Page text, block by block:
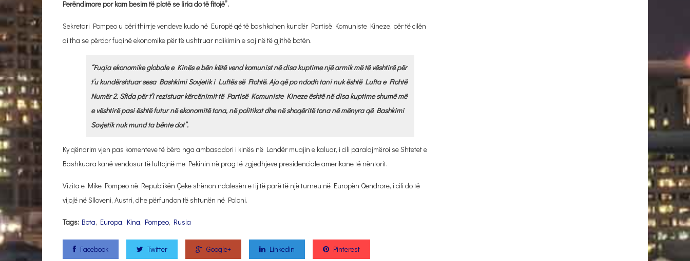
Perëndimore por kam besim të plotë se liria do të fitojë”.
Sekretari Pompeo u bëri thirrje vendeve kudo në Europë që të bashkohen kundër Partisë Komuniste Kineze, për të cilën
ai tha se përdor fuqinë ekonomike për të ushtruar ndikimin e saj në të gjithë botën.
“Fuqia ekonomike globale e Kinës e bën këtë vend komunist në disa kuptime një armik më të vështirë për
t’u kundërshtuar sesa Bashkimi Sovjetik i Luftës së Ftohtë.Ajo që po ndodh tani nuk është Lufta e Ftohtë
Numër 2. Sfida për t’i rezistuar kërcënimit të Partisë Komuniste Kineze është në disa kuptime shumë më
e vështirë pasi është futur në ekonomitë tona, në politikat dhe në shoqëritë tona në mënyra që Bashkimi
Sovjetik nuk mund ta bënte dot”.
Ky qëndrim vjen pas komenteve të bëra nga ambasadori i kinës në Londër muajin e kaluar, i cili paralajmëroi se Shtetet e
Bashkuara kanë vendosur të luftojnë me Pekinin në prag të zgjedhjeve presidenciale amerikane të nëntorit.
Vizita e Mike Pompeo në Republikën Çeke shënon ndalesën e tij të parë të një turneu në Europën Qendrore, i cili do të
vijojë në Slloveni, Austri, dhe përfundon të shtunën në Poloni.
Tags: Bota, Europa, Kina, Pompeo, Rusia
Facebook Twitter Google+ Linkedin Pinterest